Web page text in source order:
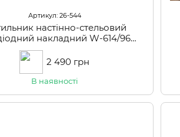
Артикул: 26-544
настінно-стельовий
накладний W-614/96W
RM WW + CW + NW
2 490 грн
В наявності